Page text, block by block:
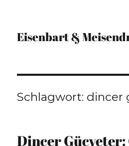
Eisenbart &
Schlagwort: dincer
Dinçer